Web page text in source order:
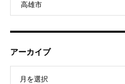
高雄市
アーカイブ
月を選択